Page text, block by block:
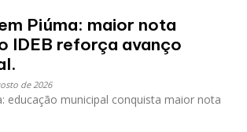
Piúma: maior nota
IDEB reforça avanço
de 2026
educação municipal conquista maior nota